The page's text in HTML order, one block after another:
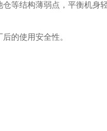
等结构薄弱点，平衡机身
的使用安全性。